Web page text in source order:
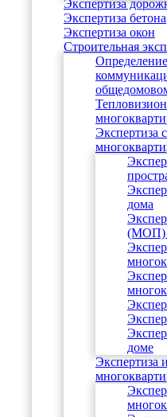
Экспертиза
Экспертиза бетона
Экспертиза окон
Строительная
Экспертиза
дома
(МОП)
доме
Экспертиза